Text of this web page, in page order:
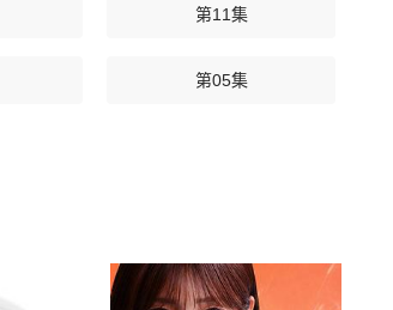
第11集
第05集